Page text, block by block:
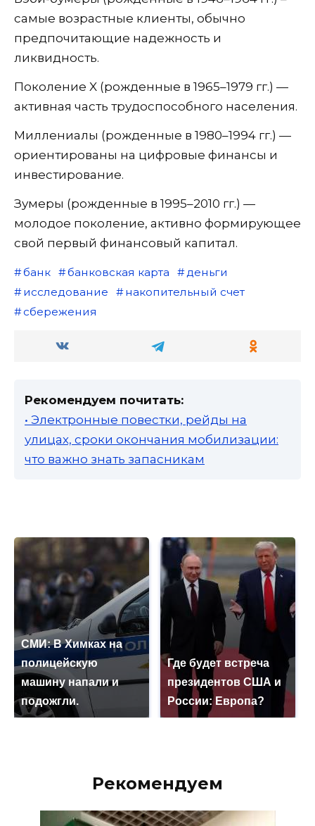
самые возрастные клиенты, обычно
предпочитающие надежность и
ликвидность.
Поколение X (рожденные в 1965–1979 гг.) —
активная часть трудоспособного населения.
Миллениалы (рожденные в 1980–1994 гг.) —
ориентированы на цифровые финансы и
инвестирование.
Зумеры (рожденные в 1995–2010 гг.) —
молодое поколение, активно формирующее
свой первый финансовый капитал.
банк банковская карта
деньги
исследование
накопительный счет
сбережения
Рекомендуем почитать:
• Электронные повестки, рейды на
улицах, сроки окончания мобилизации:
что важно знать запасникам
СМИ: В Химках на
полицейскую
машину напали и
подожгли.
Где будет встреча
президентов США и
России: Европа?
Рекомендуем